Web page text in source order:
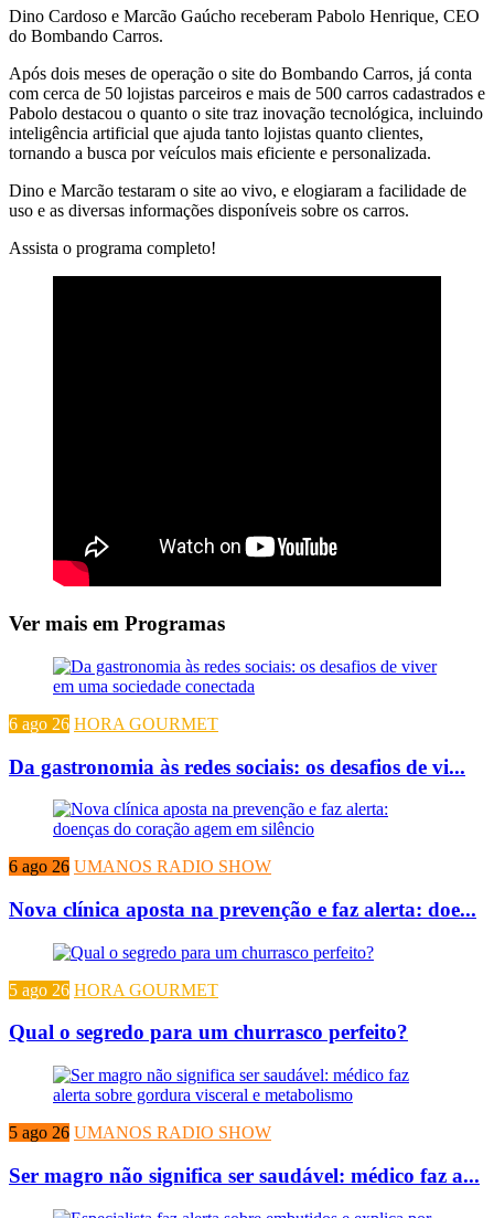
Dino Cardoso e Marcão Gaúcho receberam Pabolo Henrique, CEO
do Bombando Carros.
Após dois meses de operação o site do Bombando Carros, já conta
com cerca de 50 lojistas parceiros e mais de 500 carros cadastrados e
Pabolo destacou o quanto o site traz inovação tecnológica, incluindo
inteligência artificial que ajuda tanto lojistas quanto clientes,
tornando a busca por veículos mais eficiente e personalizada.
Dino e Marcão testaram o site ao vivo, e elogiaram a facilidade de
uso e as diversas informações disponíveis sobre os carros.
Assista o programa completo!
Ver mais em Programas
6 ago 26 HORA GOURMET
Da gastronomia às redes sociais: os desafios de vi...
6 ago 26 UMANOS RADIO SHOW
Nova clínica aposta na prevenção e faz alerta: doe...
5 ago 26 HORA GOURMET
Qual o segredo para um churrasco perfeito?
5 ago 26 UMANOS RADIO SHOW
Ser magro não significa ser saudável: médico faz a...